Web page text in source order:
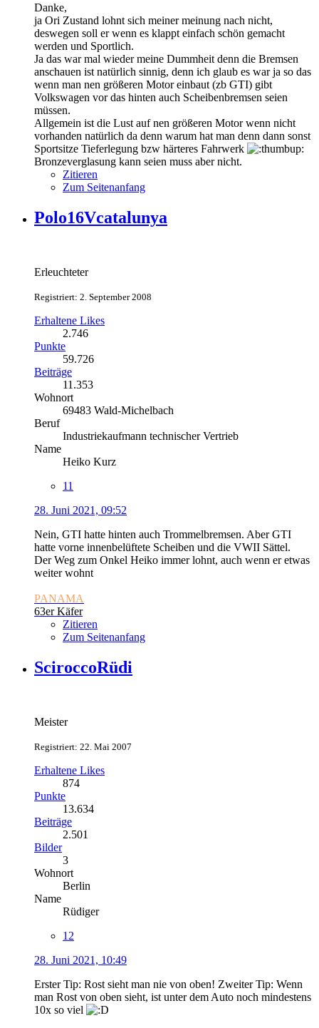
Danke,
ja Ori Zustand lohnt sich meiner meinung nach nicht,
deswegen soll er wenn es klappt einfach schön gemacht
werden und Sportlich.
Ja das war mal wieder meine Dummheit denn die Bremsen
anschauen ist natürlich sinnig, denn ich glaub es war ja so das
wenn man nen größeren Motor einbaut (zb GTI) gibt
Volkswagen vor das hinten auch Scheibenbremsen seien
müssen.
Allgemein ist die Lust auf nen größeren Motor wenn nicht
vorhanden natürlich da denn warum hat man denn dann sonst
Sportsitze Tieferlegung bzw härteres Fahrwerk
Bronzeverglasung kann seien muss aber nicht.
Zitieren
Zum Seitenanfang
Polo16Vcatalunya
Erleuchteter
Registriert: 2. September 2008
Erhaltene Likes
2.746
Punkte
59.726
Beiträge
11.353
Wohnort
69483 Wald-Michelbach
Beruf
Industriekaufmann technischer Vertrieb
Name
Heiko Kurz
11
28. Juni 2021, 09:52
Nein, GTI hatte hinten auch Trommelbremsen. Aber GTI
hatte vorne innenbelüftete Scheiben und die VWII Sättel.
Der Weg zum Onkel Heiko immer lohnt, auch wenn er etwas
weiter wohnt
PANAMA
63er Käfer
Zitieren
Zum Seitenanfang
SciroccoRüdi
Meister
Registriert: 22. Mai 2007
Erhaltene Likes
874
Punkte
13.634
Beiträge
2.501
Bilder
3
Wohnort
Berlin
Name
Rüdiger
12
28. Juni 2021, 10:49
Erster Tip: Rost sieht man nie von oben! Zweiter Tip: Wenn
man Rost von oben sieht, ist unter dem Auto noch mindestens
10x so viel